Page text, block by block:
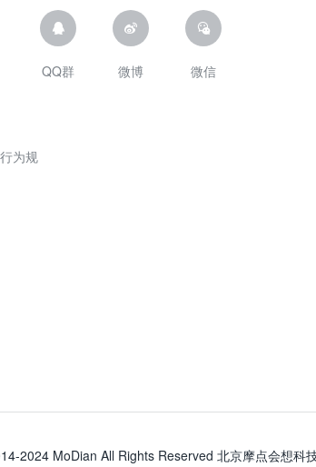
为规
QQ群 微博 微信
2024 MoDian All Rights Reserved 北京摩点会想科